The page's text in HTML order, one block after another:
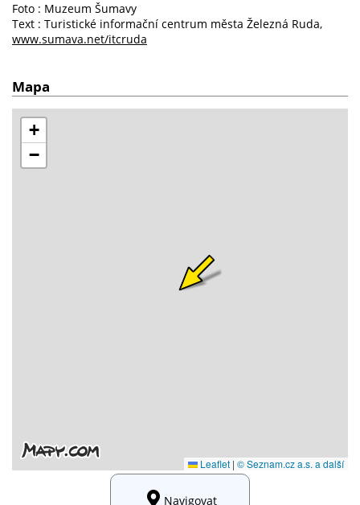
Foto : Muzeum Šumavy
Text : Turistické informační centrum města Železná Ruda,
www.sumava.net/itcruda
Mapa
Navigovat